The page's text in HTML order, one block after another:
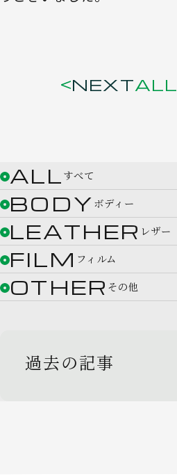
NEXTALL
ALL すべて
BODY ボディー
LEATHER レザー
FILM フィルム
OTHER その他
過去の記事